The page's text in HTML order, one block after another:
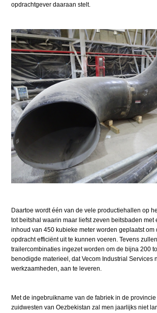
opdrachtgever daaraan stelt.
Daartoe wordt één van de vele productiehallen op
tot beitshal waarin maar liefst zeven beitsbaden met
inhoud van 450 kubieke meter worden geplaatst om
opdracht efficiënt uit te kunnen voeren. Tevens
trailercombinaties ingezet worden om de bijna 200
benodigde materieel, dat Vecom Industrial Services
werkzaamheden, aan te leveren.
Met de ingebruikname van de fabriek in de
zuidwesten van Oezbekistan zal men jaarlijks niet